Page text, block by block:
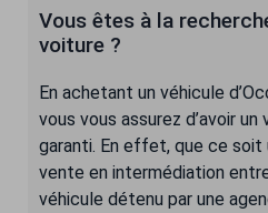
Vous êtes à la
voiture ?
En achetant un véhicule
vous vous assurez d’avoir
garanti. En effet, que ce soit
vente en intermédiation
véhicule détenu par une